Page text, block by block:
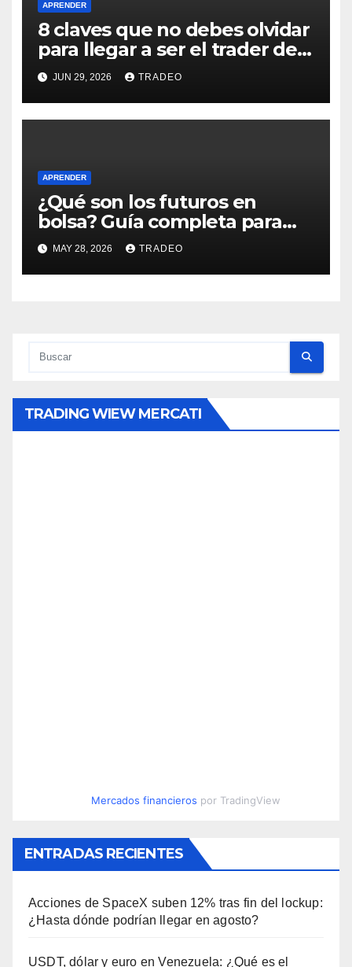
APRENDER
8 claves que no debes olvidar
para llegar a ser el trader de
éxito que deseas
JUN 29, 2026 TRADEO
APRENDER
¿Qué son los futuros en
bolsa? Guía completa para
principiantes
MAY 28, 2026 TRADEO
TRADING WIEW MERCATI
Mercados financieros por TradingView
ENTRADAS RECIENTES
Acciones de SpaceX suben 12% tras fin del lockup:
¿Hasta dónde podrían llegar en agosto?
USDT, dólar y euro en Venezuela: ¿Qué es el